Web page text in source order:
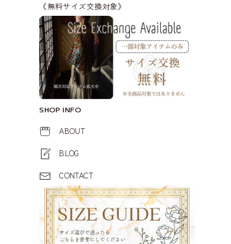
《無料サイズ交換対象》
SHOP INFO
ABOUT
BLOG
CONTACT